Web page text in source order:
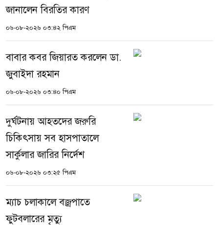
জানালেন বিরতির কারণ
০৬-০৮-২০২৬ ০৩:৪২ পিএম
বাবার কবর জিয়ারত করলেন ডা.
জুবাইদা রহমান
০৬-০৮-২০২৬ ০৩:৪০ পিএম
দুর্ঘটনায় আহতদের জরুরি
চিকিৎসায় সব হাসপাতালে
সার্কুলার জারির নির্দেশ
০৬-০৮-২০২৬ ০৩:২৫ পিএম
ম্যাচ চলাকালে বজ্রপাতে
ফুটবলারের মৃত্যু